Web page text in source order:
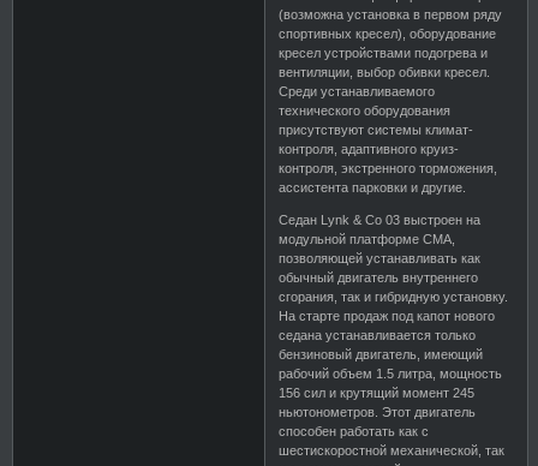
(возможна установка в первом ряду
спортивных кресел), оборудование
кресел устройствами подогрева и
вентиляции, выбор обивки кресел.
Среди устанавливаемого
технического оборудования
присутствуют системы климат-
контроля, адаптивного круиз-
контроля, экстренного торможения,
ассистента парковки и другие.
Седан Lynk & Co 03 выстроен на
модульной платформе СМА,
позволяющей устанавливать как
обычный двигатель внутреннего
сгорания, так и гибридную установку.
На старте продаж под капот нового
седана устанавливается только
бензиновый двигатель, имеющий
рабочий объем 1.5 литра, мощность
156 сил и крутящий момент 245
ньютонометров. Этот двигатель
способен работать как с
шестискоростной механической, так